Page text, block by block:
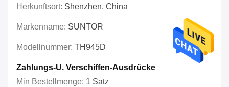
Herkunftsort: Shenzhen, China
Markenname: SUNTOR
Modellnummer: TH945D
Zahlungs-U. Verschiffen-Ausdrücke
Min Bestellmenge: 1 Satz